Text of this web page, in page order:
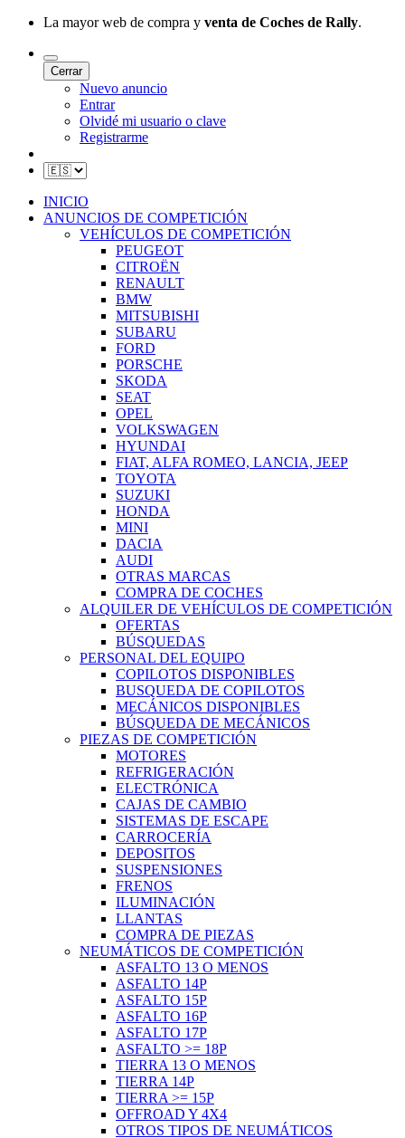
La mayor web de compra y venta de Coches de Rally.
Cerrar
Nuevo anuncio
Entrar
Olvidé mi usuario o clave
Registrarme
INICIO
ANUNCIOS DE COMPETICIÓN
VEHÍCULOS DE COMPETICIÓN
PEUGEOT
CITROËN
RENAULT
BMW
MITSUBISHI
SUBARU
FORD
PORSCHE
SKODA
SEAT
OPEL
VOLKSWAGEN
HYUNDAI
FIAT, ALFA ROMEO, LANCIA, JEEP
TOYOTA
SUZUKI
HONDA
MINI
DACIA
AUDI
OTRAS MARCAS
COMPRA DE COCHES
ALQUILER DE VEHÍCULOS DE COMPETICIÓN
OFERTAS
BÚSQUEDAS
PERSONAL DEL EQUIPO
COPILOTOS DISPONIBLES
BUSQUEDA DE COPILOTOS
MECÁNICOS DISPONIBLES
BÚSQUEDA DE MECÁNICOS
PIEZAS DE COMPETICIÓN
MOTORES
REFRIGERACIÓN
ELECTRÓNICA
CAJAS DE CAMBIO
SISTEMAS DE ESCAPE
CARROCERÍA
DEPOSITOS
SUSPENSIONES
FRENOS
ILUMINACIÓN
LLANTAS
COMPRA DE PIEZAS
NEUMÁTICOS DE COMPETICIÓN
ASFALTO 13 O MENOS
ASFALTO 14P
ASFALTO 15P
ASFALTO 16P
ASFALTO 17P
ASFALTO >= 18P
TIERRA 13 O MENOS
TIERRA 14P
TIERRA >= 15P
OFFROAD Y 4X4
OTROS TIPOS DE NEUMÁTICOS